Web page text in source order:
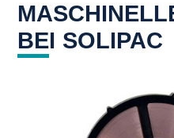
BEI SOLIPAC